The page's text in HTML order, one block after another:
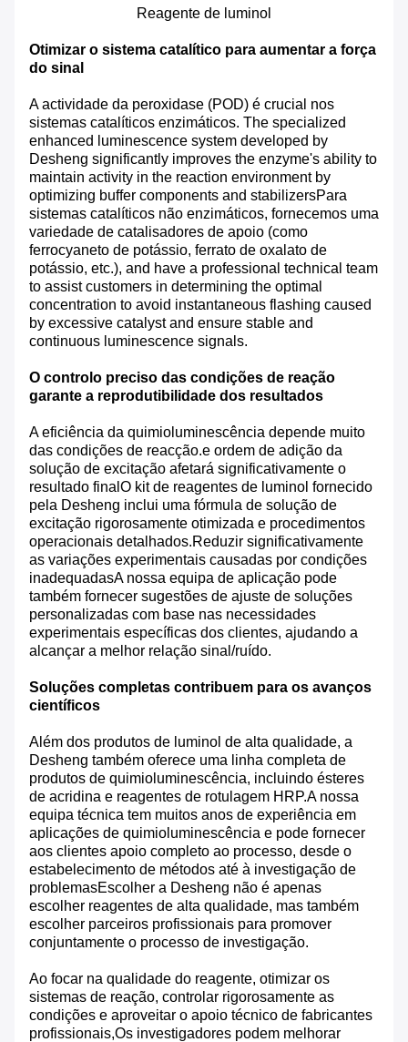
Reagente de luminol
Otimizar o sistema catalítico para aumentar a força
do sinal
A actividade da peroxidase (POD) é crucial nos
sistemas catalíticos enzimáticos. The specialized
enhanced luminescence system developed by
Desheng significantly improves the enzyme's ability to
maintain activity in the reaction environment by
optimizing buffer components and stabilizersPara
sistemas catalíticos não enzimáticos, fornecemos uma
variedade de catalisadores de apoio (como
ferrocyaneto de potássio, ferrato de oxalato de
potássio, etc.), and have a professional technical team
to assist customers in determining the optimal
concentration to avoid instantaneous flashing caused
by excessive catalyst and ensure stable and
continuous luminescence signals.
O controlo preciso das condições de reação
garante a reprodutibilidade dos resultados
A eficiência da quimioluminescência depende muito
das condições de reacção.e ordem de adição da
solução de excitação afetará significativamente o
resultado finalO kit de reagentes de luminol fornecido
pela Desheng inclui uma fórmula de solução de
excitação rigorosamente otimizada e procedimentos
operacionais detalhados.Reduzir significativamente
as variações experimentais causadas por condições
inadequadasA nossa equipa de aplicação pode
também fornecer sugestões de ajuste de soluções
personalizadas com base nas necessidades
experimentais específicas dos clientes, ajudando a
alcançar a melhor relação sinal/ruído.
Soluções completas contribuem para os avanços
científicos
Além dos produtos de luminol de alta qualidade, a
Desheng também oferece uma linha completa de
produtos de quimioluminescência, incluindo ésteres
de acridina e reagentes de rotulagem HRP.A nossa
equipa técnica tem muitos anos de experiência em
aplicações de quimioluminescência e pode fornecer
aos clientes apoio completo ao processo, desde o
estabelecimento de métodos até à investigação de
problemasEscolher a Desheng não é apenas
escolher reagentes de alta qualidade, mas também
escolher parceiros profissionais para promover
conjuntamente o processo de investigação.
Ao focar na qualidade do reagente, otimizar os
sistemas de reação, controlar rigorosamente as
condições e aproveitar o apoio técnico de fabricantes
profissionais,Os investigadores podem melhorar